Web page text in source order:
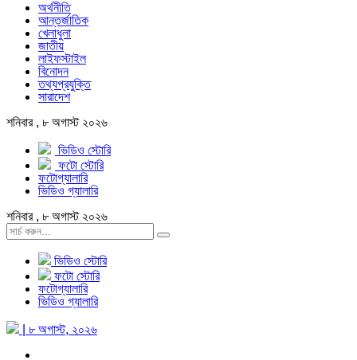
অর্থনীতি
আন্তর্জাতিক
খেলাধুলা
জাতীয়
লাইফস্টাইল
বিনোদন
তথ্যপ্রযুক্তি
সারাদেশ
শনিবার , ৮ অগাস্ট ২০২৬
ভিডিও স্টোরি
ফটো স্টোরি
ফটোগ্যালারি
ভিডিও গ্যালারি
শনিবার , ৮ অগাস্ট ২০২৬
ভিডিও স্টোরি
ফটো স্টোরি
ফটোগ্যালারি
ভিডিও গ্যালারি
| ৮ অগাস্ট, ২০২৬